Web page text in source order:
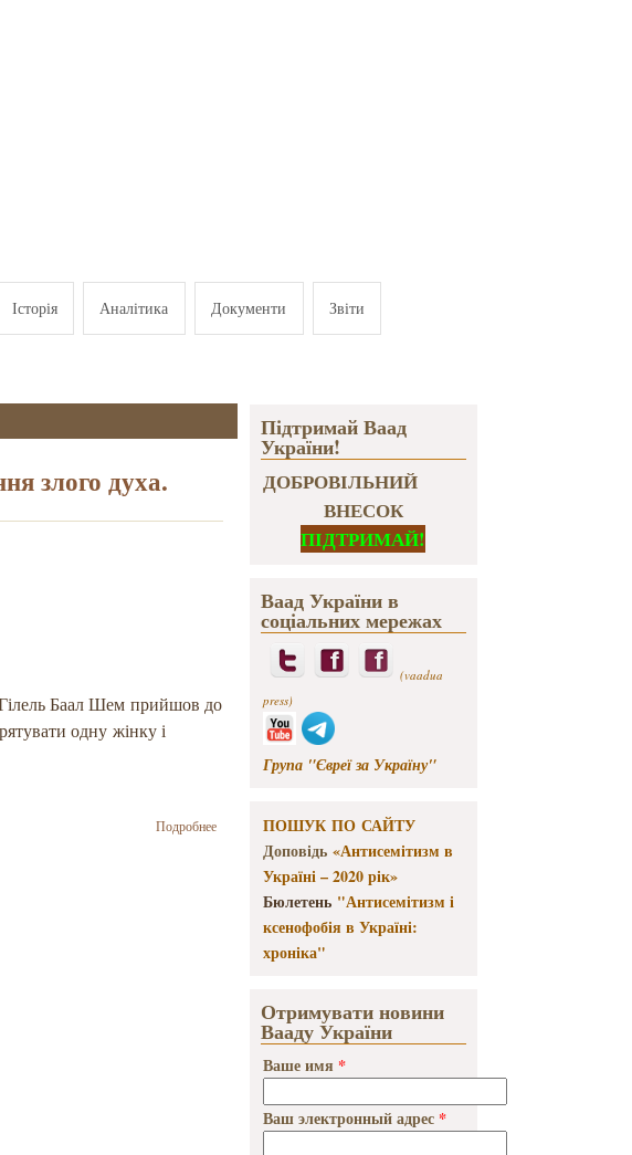
Історія Аналітика Документи Звіти
злого духа.
Баал Шемприйшов до
однужінку і
Подробнеео Йоханан
ПетровськиЙ-
Вигнання
злого духа.
Публічна
Підтримай Ваад
України!
ДОБРОВІЛЬНИЙ
ВНЕСОК
ПІДТРИМАЙ!
Ваад України в
соціальних мережах
(vaadua
press)
Група "Євреї за Україну"
ПОШУК ПО САЙТУ
Доповідь «Антисемітизм в
Україні – 2020 рік»
Бюлетень "Антисемітизм і
ксенофобія в Україні:
хроніка"
Отримувати новини
Вааду України
Ваше имя *
Ваш электронный адрес *